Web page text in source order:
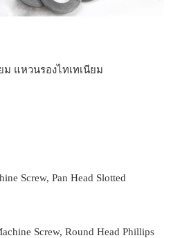
แหวนรองไทเทเนียม
Pan Head Slotted
Screw, Round Head Phillips